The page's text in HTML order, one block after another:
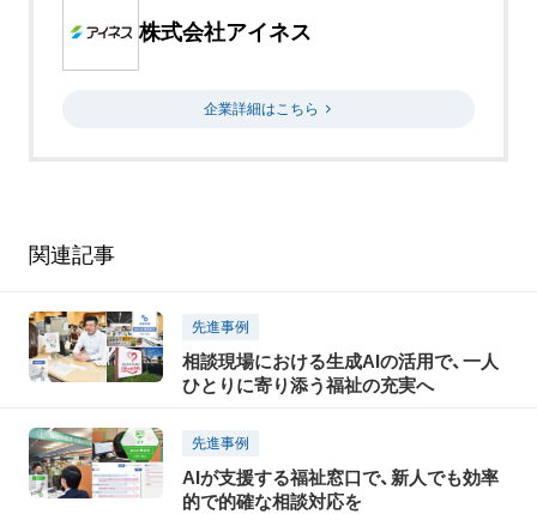
株式会社アイネス
企業詳細はこちら
関連記事
先進事例
相談現場における生成AIの活用で、一人
ひとりに寄り添う福祉の充実へ
先進事例
AIが支援する福祉窓口で、新人でも効率
的で的確な相談対応を